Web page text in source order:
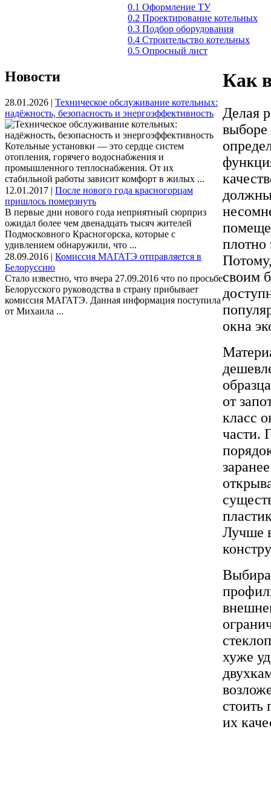
0.1 Оформление ТУ
0.2 Проектирование котельных
0.3 Подбор оборудования
0.4 Строительство котельных
0.5 Опросный лист
Новости
28.01.2026 | Техническое обслуживание котельных:
надёжность, безопасность и энергоэффективность
Котельные установки — это сердце систем
отопления, горячего водоснабжения и
промышленного теплоснабжения. От их
стабильной работы зависит комфорт в жилых ...
12.01.2017 | После нового года красногорцам
пришлось померзнуть
В первые дни нового года неприятный сюрприз
ожидал более чем двенадцать тысяч жителей
Подмосковного Красногорска, которые с
удивлением обнаружили, что ...
28.09.2016 | Комиссия МАГАТЭ отправляется в
Белоруссию
Стало известно, что вчера 27.09.2016 что по просьбе
Белорусского руководства в страну прибывает
комиссия МАГАТЭ. Данная информация поступила
от Михаила ...
Как
Делая
выборе
должны
плотно
своим
окна
от
класс
части.
Лучше
хуже
стоить
их